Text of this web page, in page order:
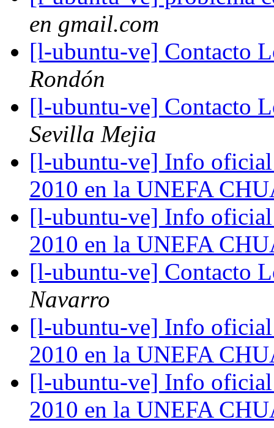
en gmail.com
[l-ubuntu-ve] Contacto
Rondón
[l-ubuntu-ve] Contacto
Sevilla Mejia
[l-ubuntu-ve] Info
2010 en la UNEFA
[l-ubuntu-ve] Info
2010 en la UNEFA
[l-ubuntu-ve] Contacto
Navarro
[l-ubuntu-ve] Info
2010 en la UNEFA
[l-ubuntu-ve] Info
2010 en la UNEFA